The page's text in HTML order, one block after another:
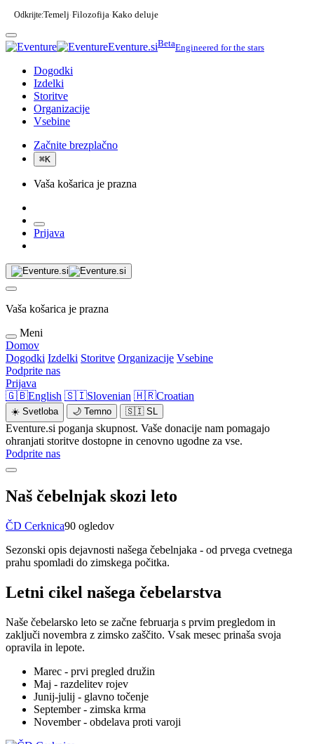
Odkrijte:Temelj·Filozofija·Kako deluje
Eventure.siBetaEngineered for the stars
Dogodki
Izdelki
Storitve
Organizacije
Vsebine
Začnite brezplačno
⌘K
Vaša košarica je prazna
Prijava
Vaša košarica je prazna
Meni
Domov
Dogodki Izdelki Storitve Organizacije Vsebine
Podprite nas
Prijava
🇬🇧English 🇸🇮Slovenian 🇭🇷Croatian
☀️ Svetloba 🌙 Temno 🇸🇮 SL
Eventure.si poganja skupnost. Vaše donacije nam pomagajo
ohranjati storitve dostopne in cenovno ugodne za vse.
Podprite nas
Naš čebelnjak skozi leto
ČD Cerknica90 ogledov
Sezonski opis dejavnosti našega čebelnjaka - od prvega cvetnega
prahu spomladi do zimskega počitka.
Letni cikel našega čebelarstva
Naše čebelarsko leto se začne februarja s prvim pregledom in
zaključi novembra z zimsko zaščito. Vsak mesec prinaša svoja
opravila in lepote.
Marec - prvi pregled družin
Maj - razdelitev rojev
Junij-julij - glavno točenje
September - zimska krma
November - obdelava proti varoji